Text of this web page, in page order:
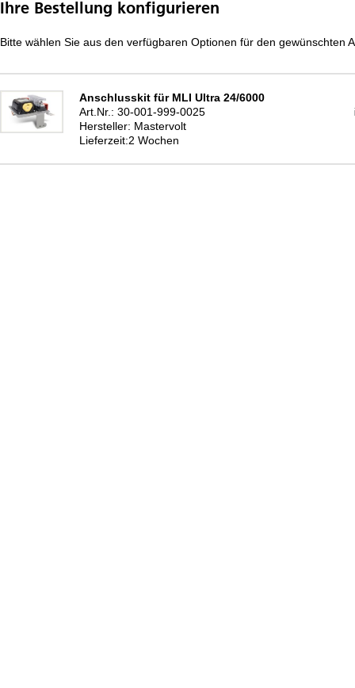
Ihre Bestellung konfigurieren
Bitte wählen Sie aus den verfügbaren Optionen für den gewünschten
Anschlusskit für MLI Ultra 24/6000
Art.Nr.: 30-001-999-0025
Hersteller: Mastervolt
Lieferzeit:2 Wochen